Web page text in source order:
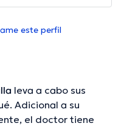
este perfil
leva a cabo sus
Adicional a su
el doctor tiene